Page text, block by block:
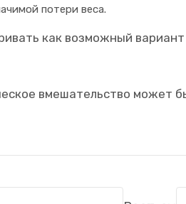
потери веса.
как возможный
вмешательство может